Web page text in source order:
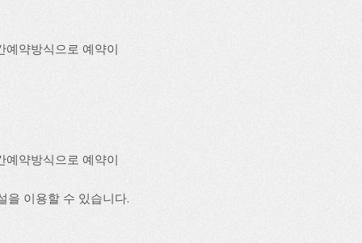
예약방식으로 예약이
예약방식으로 예약이
을 이용할 수 있습니다.